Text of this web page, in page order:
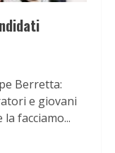
Berretta:
e giovani
facciamo...